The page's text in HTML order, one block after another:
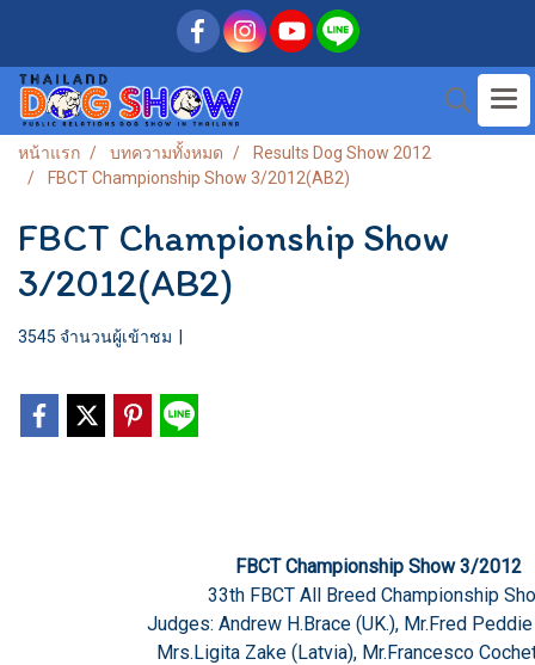
หน้าแรก บทความทั้งหมด
Results Dog Show 2012
FBCT Championship Show 3/2012(AB2)
FBCT Championship Show
3/2012(AB2)
3545 จำนวนผู้เข้าชม
FBCT Championship Show 3/2012
33th FBCT All Breed Championship
Judges: Andrew H.Brace (UK.), Mr.Fred
Mrs.Ligita Zake (Latvia), Mr.Francesco